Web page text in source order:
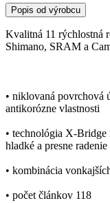
Popis od výrobcu
Kvalitná 11 rýchlostná
Shimano, SRAM a
• niklovaná povrchová
antikorózne vlastnosti
• technológia X-
hladké a presne radenie
• kombinácia
• počet článkov 118